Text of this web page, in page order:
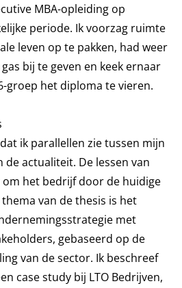
MBA-opleiding op
periode. Ik voorzag ruimte
leven op te pakken, had weer
bij te geven en keek ernaar
groep het diploma te vieren.
ik parallellen zie tussen mijn
actualiteit. De lessen van
het bedrijf door de huidige
van de thesis is het
met
gebaseerd op de
van de sector. Ik beschreef
case study bij LTO Bedrijven,